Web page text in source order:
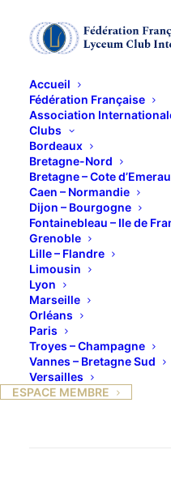
Accueil
Fédération Française
Association
Clubs
Bordeaux
Bretagne-Nord
Bretagne – Cote
Caen – Normandie
Dijon – Bourgogne
Fontainebleau – Ile de
Grenoble
Lille – Flandre
Limousin
Lyon
Marseille
Orléans
Paris
Troyes – Champagne
Vannes – Bretagne Sud
Versailles
ESPACE MEMBRE
12
vendredi 12 avril
pour Enfants